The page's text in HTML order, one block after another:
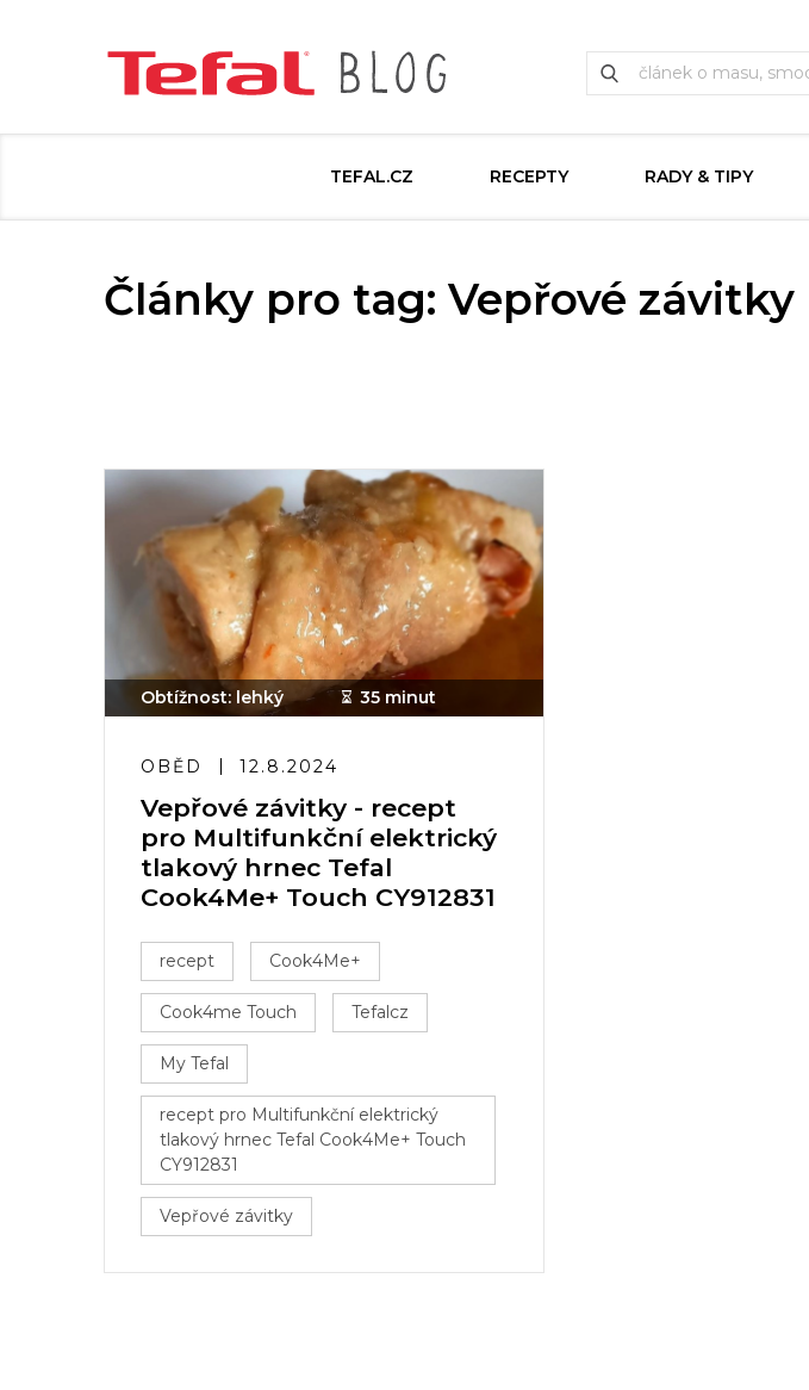
TEFAL.CZ RECEPTY RADY & TIPY
Články pro tag: Vepřové závitky
Obtížnost: lehký 35 minut
OBĚD 12.8.2024
Vepřové závitky - recept
pro Multifunkční elektrický
tlakový hrnec Tefal
Cook4Me+ Touch CY912831
recept Cook4Me+
Cook4me Touch Tefalcz
My Tefal
recept pro Multifunkční elektrický
tlakový hrnec Tefal Cook4Me+ Touch
CY912831
Vepřové závitky